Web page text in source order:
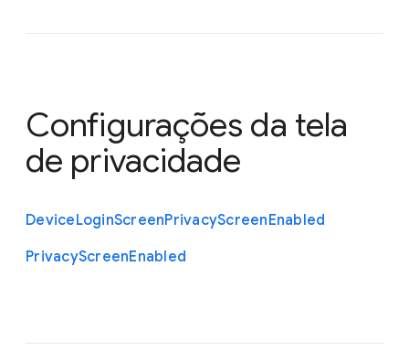
Configurações da tela
de privacidade
DeviceLoginScreenPrivacyScreenEnabled
PrivacyScreenEnabled